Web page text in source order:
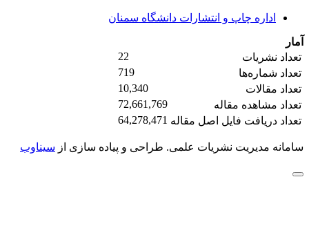
اداره چاپ و انتشارات دانشگاه سمنان
آمار
تعداد نشریات
22
تعداد شماره‌ها
719
تعداد مقالات
10,340
تعداد مشاهده مقاله
72,661,769
تعداد دریافت فایل اصل مقاله 64,278,471
سامانه مدیریت نشریات علمی. طراحی و پیاده سازی از سیناوب